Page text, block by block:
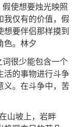
使想要烛光映照
我仅有的价值，假
想要伴侣那样摸到
色。林夕
很少能包含一个
活的事物进行斗争
义。在斗争中，苦
山坡上，岩畔